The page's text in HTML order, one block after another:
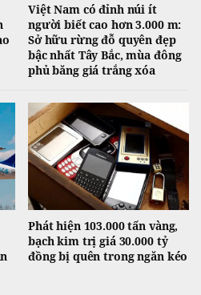
Việt Nam có đỉnh núi ít
người biết cao hơn 3.000 m:
Sở hữu rừng đỗ quyên đẹp
bậc nhất Tây Bắc, mùa đông
phủ băng giá trắng xóa
Phát hiện 103.000 tấn vàng,
bạch kim trị giá 30.000 tỷ
đồng bị quên trong ngăn kéo